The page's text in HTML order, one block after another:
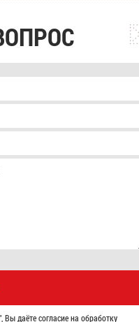
даёте согласие на обработку